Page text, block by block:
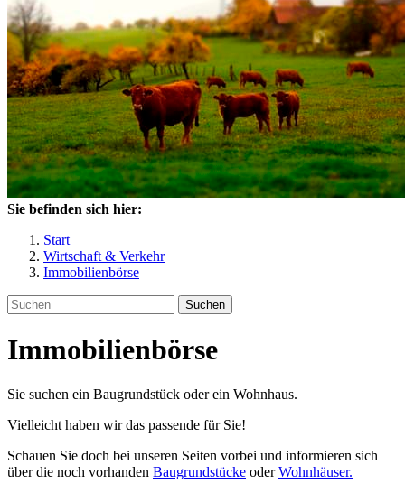
Sie befinden sich hier:
Start
Wirtschaft & Verkehr
Immobilienbörse
Suchen
Immobilienbörse
Sie suchen ein Baugrundstück oder ein Wohnhaus.
Vielleicht haben wir das passende für Sie!
Schauen Sie doch bei unseren Seiten vorbei und informieren sich
über die noch vorhanden Baugrundstücke oderWohnhäuser.